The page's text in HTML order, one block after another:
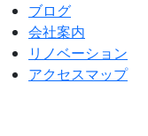
ブログ
会社案内
リノベーション
アクセスマップ